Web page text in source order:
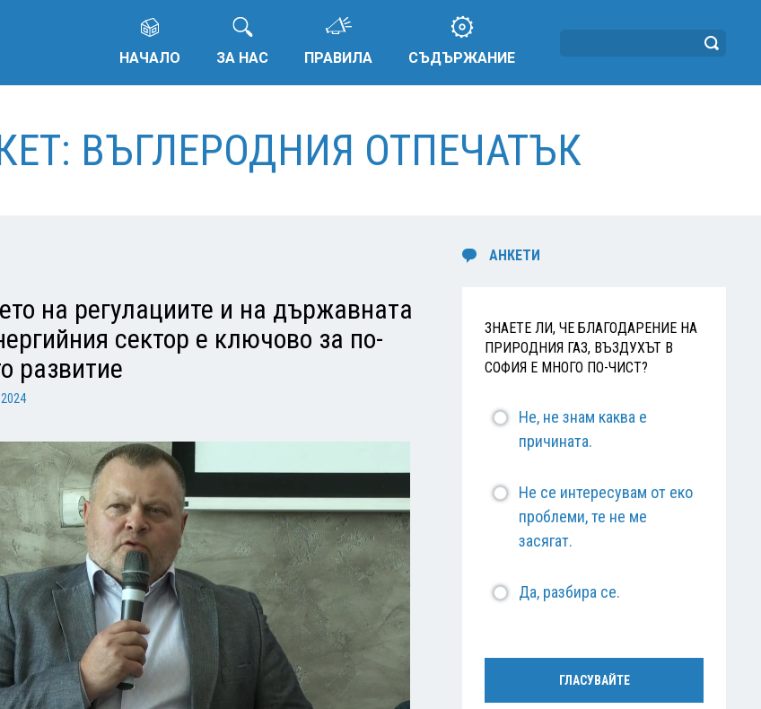
НАЧАЛО ЗА НАС ПРАВИЛА СЪДЪРЖАНИЕ
ВЪГЛЕРОДНИЯ ОТПЕЧАТЪК
на регулациите и на държавната
сектор е ключово за по-
развитие
АНКЕТИ
ЗНАЕТЕ ЛИ, ЧЕ БЛАГОДАРЕНИЕ НА
ПРИРОДНИЯ ГАЗ, ВЪЗДУХЪТ В
СОФИЯ Е МНОГО ПО-ЧИСТ?
Не, не знам каква е
причината.
Не се интересувам от еко
проблеми, те не ме
засягат.
Да, разбира се.